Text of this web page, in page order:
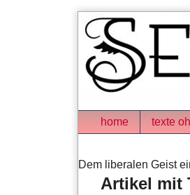
Navigation
home texte
Dem liberalen Geist
Artikel mit